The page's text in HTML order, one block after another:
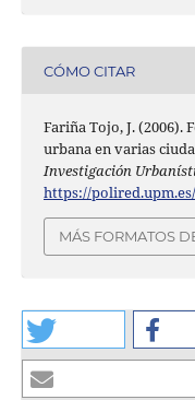
CÓMO CITAR
Fariña Tojo, J. (2006).
urbana en varias
Investigación
https://
MÁS FORMATOS